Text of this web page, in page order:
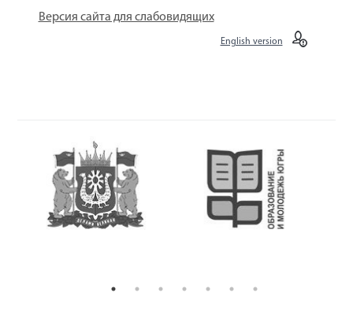
Версия сайта для слабовидящих
English version